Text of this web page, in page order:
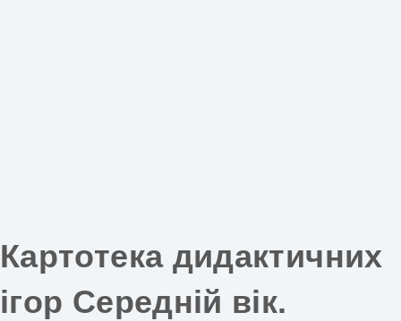
Картотека дидактичних
ігор Середній вік.